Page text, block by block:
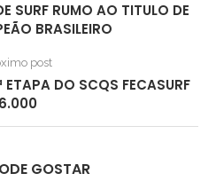
SURF RUMO AO TITULO DE
BRASILEIRO
post
DO SCQS FECASURF
6.000
GOSTAR